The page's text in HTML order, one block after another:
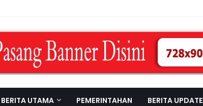
BERITA UTAMA PEMERINTAHAN BERITA UPDATE